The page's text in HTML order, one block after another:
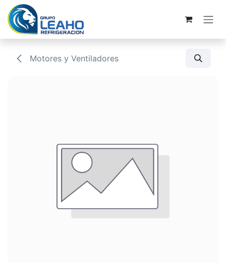
Ir al contenido
Motores y Ventiladores